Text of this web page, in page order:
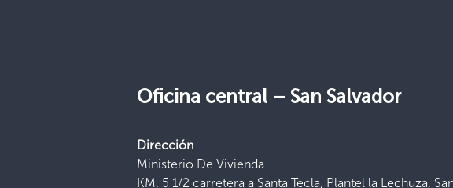
Oficina central –San Salvador
Dirección
Ministerio De Vivienda
KM. 5 1/2 carretera a Santa Tecla, Plantel la Lechuza,